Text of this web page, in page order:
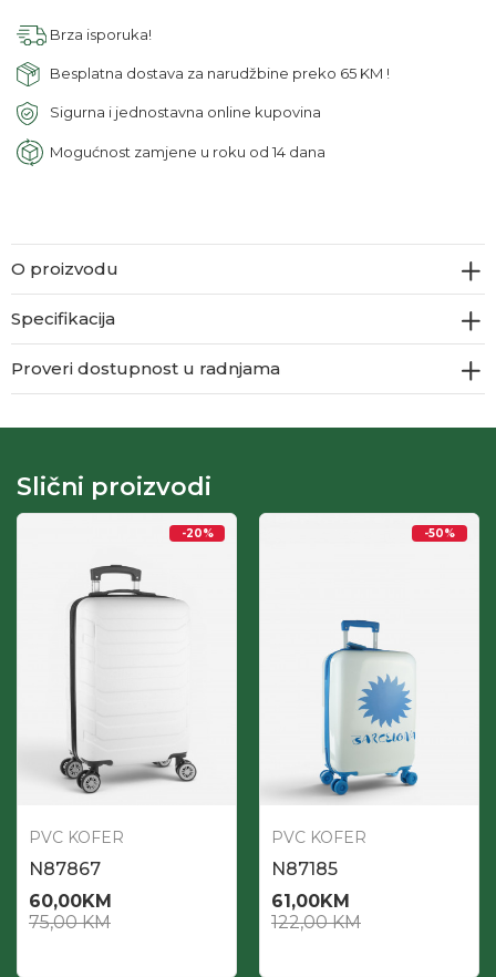
Brza isporuka!
Besplatna dostava za narudžbine preko 65 KM !
Sigurna i jednostavna online kupovina
Mogućnost zamjene u roku od 14 dana
O proizvodu
Specifikacija
Proveri dostupnost u radnjama
Slični proizvodi
-20%
PVC KOFER
N87867
60,00KM
75,00KM
-50%
PVC KOFER
N87185
61,00KM
122,00KM